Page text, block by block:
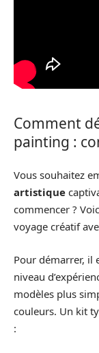
Comment
painting :
Vous souhaitez
artistique
commencer ?
voyage créatif
Pour démarrer, il
niveau
modèles plus
couleurs. Un kit
: